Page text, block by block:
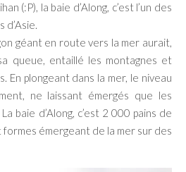
(:P), la baie d’Along, c’est l’un des
d’Asie.
géant en route vers la mer aurait,
queue, entaillé les montagnes et
En plongeant dans la mer, le niveau
ne laissant émergés que les
baie d’Along, c’est 2 000 pains de
émergeant de la mer sur des